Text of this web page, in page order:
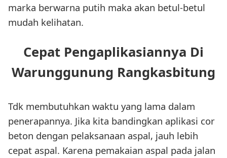
marka berwarna putih maka akan betul-betul
mudah kelihatan.
Cepat Pengaplikasiannya Di
Warunggunung Rangkasbitung
Tdk membutuhkan waktu yang lama dalam
penerapannya. Jika kita bandingkan aplikasi cor
beton dengan pelaksanaan aspal, jauh lebih
cepat aspal. Karena pemakaian aspal pada jalan